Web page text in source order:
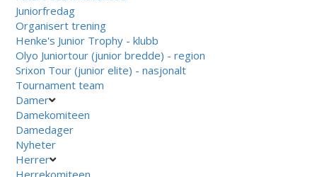
Juniorfredag
Organisert trening
Henke's Junior Trophy - klubb
Olyo Juniortour (junior bredde) - region
Srixon Tour (junior elite) - nasjonalt
Tournament team
Damer
Damekomiteen
Damedager
Nyheter
Herrer
Herrekomiteen